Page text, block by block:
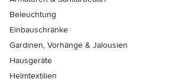
Beleuchtung
Einbauschränke
Gardinen, Vorhänge & Jalousien
Hausgeräte
Heimtextilien